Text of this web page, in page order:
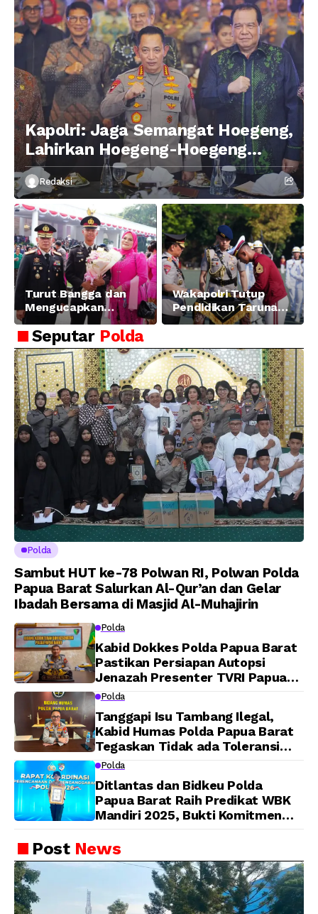
Kapolri: Jaga Semangat Hoegeng,
Lahirkan Hoegeng-Hoegeng
Berikutnya
Redaksi
Turut Bangga dan
Mengucapkan
Selamat dan Sukses
Atas Pelantikan
Putra Brigjen Pol Drs,
A.M Kamal. Sebagai
Perwira Polri Lulusan
AKPOL 2026
Wakapolri Tutup
Pendidikan Taruna
Akpol Angkatan ke-
Amanat Kapolri
kepada 282 Capaja
Seputar Polda
Polda
Sambut HUT ke-78 Polwan RI, Polwan Polda
Papua Barat Salurkan Al-Qur’an dan Gelar
Ibadah Bersama di Masjid Al-Muhajirin
Polda
Kabid Dokkes Polda Papua Barat
Pastikan Persiapan Autopsi
Jenazah Presenter TVRI Papua
Barat Yanto Idorway Telah
Dijadwalkan Kamis
Polda
Tanggapi Isu Tambang Ilegal,
Kabid Humas Polda Papua Barat
Tegaskan Tidak ada Toleransi
bagi Oknum Anggota
Polda
Ditlantas dan Bidkeu Polda
Papua Barat Raih Predikat WBK
Mandiri 2025, Bukti Komitmen
Berintegritas
PostNews